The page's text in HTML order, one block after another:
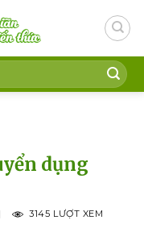
dụng
3145 LƯỢT XEM